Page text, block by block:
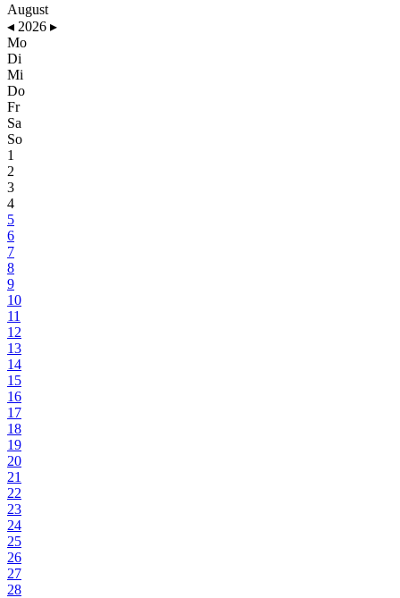
August
◂ 2026 ▸
Mo
Di
Mi
Do
Fr
Sa
So
1
2
3
4
5
6
7
8
9
10
11
12
13
14
15
16
17
18
19
20
21
22
23
24
25
26
27
28